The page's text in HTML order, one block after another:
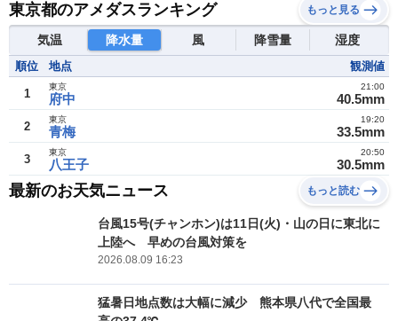
東京都のアメダスランキング もっと見る
気温 降水量 風 降雪量 湿度
順位 地点 観測値
1 府中
東京
40.5mm
21:00
2 青梅
東京
33.5mm
19:20
3 八王子
東京
30.5mm
20:50
最新のお天気ニュース もっと読む
台風15号(チャンホン)は11日(火)・山の日に東北に
上陸へ 早めの台風対策を
2026.08.09 16:23
猛暑日地点数は大幅に減少 熊本県八代で全国最